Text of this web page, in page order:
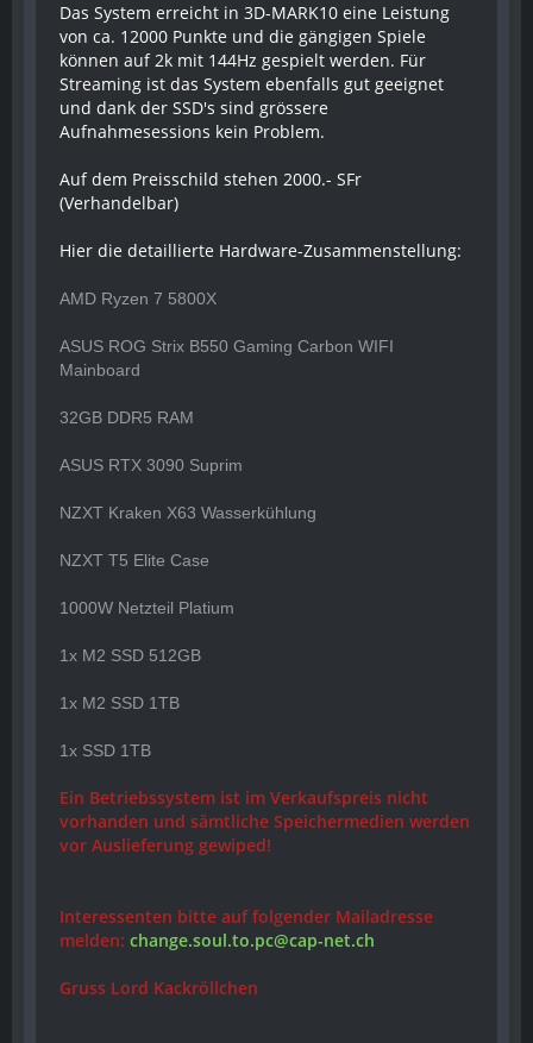
Das System erreicht in 3D-MARK10 eine Leistung
von ca. 12000 Punkte und die gängigen Spiele
können auf 2k mit 144Hz gespielt werden. Für
Streaming ist das System ebenfalls gut geeignet
und dank der SSD's sind grössere
Aufnahmesessions kein Problem.
Auf dem Preisschild stehen 2000.- SFr
(Verhandelbar)
Hier die detaillierte Hardware-Zusammenstellung:
AMD Ryzen 7 5800X
ASUS ROG Strix B550 Gaming Carbon WIFI
Mainboard
32GB DDR5 RAM
ASUS RTX 3090 Suprim
NZXT Kraken X63 Wasserkühlung
NZXT T5 Elite Case
1000W Netzteil Platium
1x M2 SSD 512GB
1x M2 SSD 1TB
1x SSD 1TB
Ein Betriebssystem ist im Verkaufspreis nicht
vorhanden und sämtliche Speichermedien werden
vor Auslieferung gewiped!
Interessenten bitte auf folgender Mailadresse
melden: change.soul.to.pc@cap-net.ch
Gruss Lord Kackröllchen